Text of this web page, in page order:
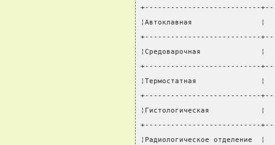
+---------------------------
¦Автоклавная                ¦
+---------------------------
¦Средоварочная
+---------------------------
¦Термостатная               ¦
+---------------------------
¦Гистологическая
+---------------------------
¦Радиологическое